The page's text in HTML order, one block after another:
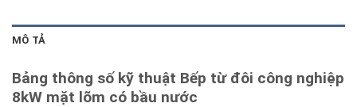
MÔ TẢ
Bảng thông số kỹ thuật Bếp từ đôi công nghiệp
8kW mặt lõm có bầu nước